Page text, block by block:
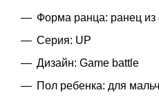
Форма ранца: ранец
Серия: UP
Дизайн: Game battle
Пол ребенка: для